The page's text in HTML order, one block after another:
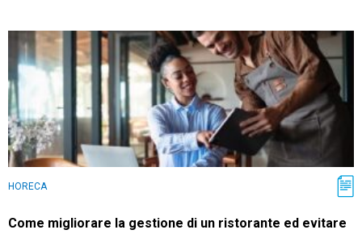
HORECA
Come migliorare la gestione di un ristorante ed evitare